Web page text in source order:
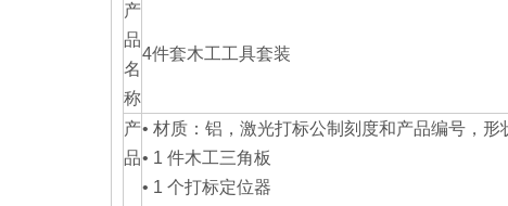
产
品
名
称
4件套木工工具套装
产
品
• 材质：铝，激光打标公制刻度和产品编号，
• 1 件木工三角板
• 1 个打标定位器